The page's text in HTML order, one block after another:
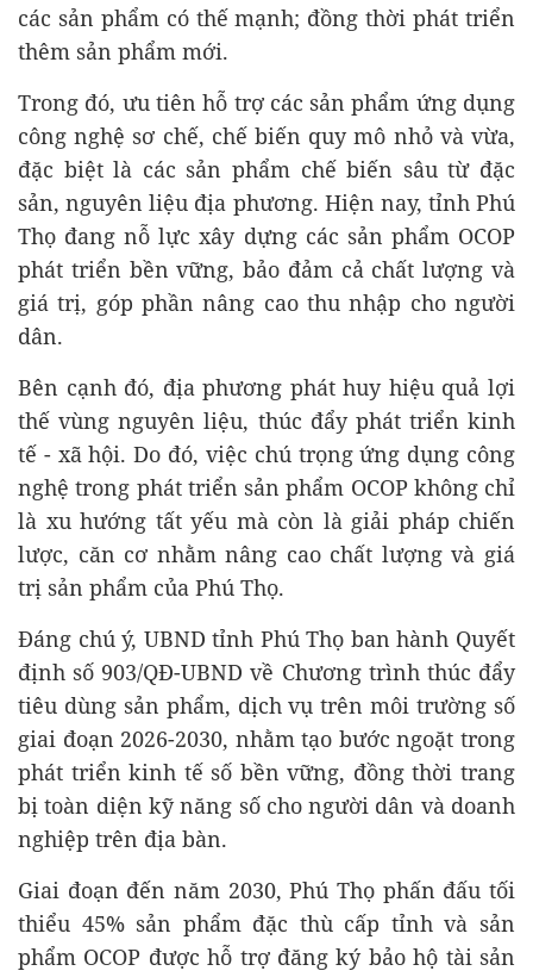
các sản phẩm có thế mạnh; đồng thời phát triển
thêm sản phẩm mới.
Trong đó, ưu tiên hỗ trợ các sản phẩm ứng dụng
công nghệ sơ chế, chế biến quy mô nhỏ và vừa,
đặc biệt là các sản phẩm chế biến sâu từ đặc
sản, nguyên liệu địa phương. Hiện nay, tỉnh Phú
Thọ đang nỗ lực xây dựng các sản phẩm OCOP
phát triển bền vững, bảo đảm cả chất lượng và
giá trị, góp phần nâng cao thu nhập cho người
dân.
Bên cạnh đó, địa phương phát huy hiệu quả lợi
thế vùng nguyên liệu, thúc đẩy phát triển kinh
tế - xã hội. Do đó, việc chú trọng ứng dụng công
nghệ trong phát triển sản phẩm OCOP không chỉ
là xu hướng tất yếu mà còn là giải pháp chiến
lược, căn cơ nhằm nâng cao chất lượng và giá
trị sản phẩm của Phú Thọ.
Đáng chú ý, UBND tỉnh Phú Thọ ban hành Quyết
định số 903/QĐ-UBND về Chương trình thúc đẩy
tiêu dùng sản phẩm, dịch vụ trên môi trường số
giai đoạn 2026-2030, nhằm tạo bước ngoặt trong
phát triển kinh tế số bền vững, đồng thời trang
bị toàn diện kỹ năng số cho người dân và doanh
nghiệp trên địa bàn.
Giai đoạn đến năm 2030, Phú Thọ phấn đấu tối
thiểu 45% sản phẩm đặc thù cấp tỉnh và sản
phẩm OCOP được hỗ trợ đăng ký bảo hộ tài sản